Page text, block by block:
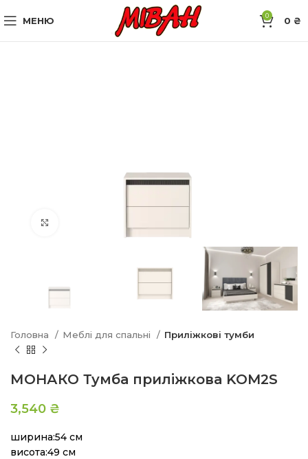
МЕНЮ 0 0 ₴
Головна Меблі для спальні Приліжкові тумби
МОНАКО Тумба приліжкова KOM2S
3,540 ₴
ширина:54 см
висота:49 см